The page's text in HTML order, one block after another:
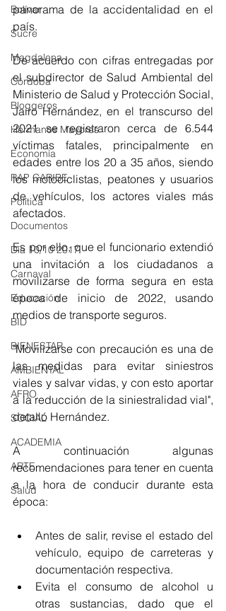
Bolívar
Sucre
Magdalena
Córdoba
Bloggeros
Hermanos Mayores
Economía
RAP CARIBE
Política
Documentos
Día 10/10 2017
Carnaval
Educación
BID
BIENESTAR
AMBIENTAL
AFRO
SOCIAL
ACADEMIA
ARTE
Salud
panorama de la accidentalidad en el
país.
De acuerdo con cifras entregadas por
el subdirector de Salud Ambiental del
Ministerio de Salud y Protección Social,
Jairo Hernández, en el transcurso del
2021 se registraron cerca de 6.544
víctimas fatales, principalmente en
edades entre los 20 a 35 años, siendo
los motociclistas, peatones y usuarios
de vehículos, los actores viales más
afectados.
Es por ello, que el funcionario extendió
una invitación a los ciudadanos a
movilizarse de forma segura en esta
época de inicio de 2022, usando
medios de transporte seguros.
"Movilizarse con precaución es una de
las medidas para evitar siniestros
viales y salvar vidas, y con esto aportar
a la reducción de la siniestralidad vial",
detalló Hernández.
A continuación algunas
recomendaciones para tener en cuenta
a la hora de conducir durante esta
época:
Antes de salir, revise el estado del
vehículo, equipo de carreteras y
documentación respectiva.
Evita el consumo de alcohol u
otras sustancias, dado que el